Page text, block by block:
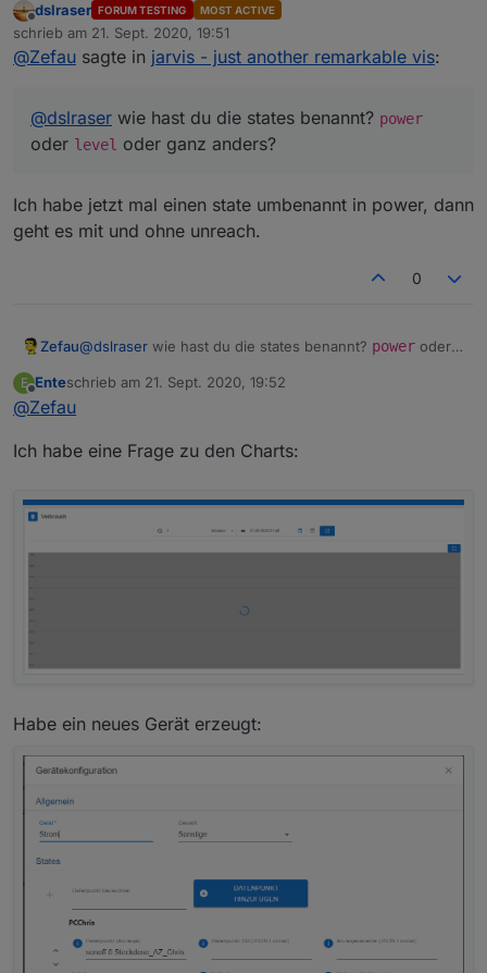
Offline
dslraser FORUM TESTING MOST ACTIVE
schrieb am 21. Sept. 2020, 19:51
zuletzt editiert von
@Zefau sagte in jarvis - just another remarkable vis:
@dslraser wie hast du die states benannt? power
oder level oder ganz anders?
Ich habe jetzt mal einen state umbenannt in power, dann
geht es mit und ohne unreach.
0
Zefau@dslraser wie hast du die states benannt? power oder
E
Offline
Enteschrieb am 21. Sept. 2020, 19:52
zuletzt editiert von
@Zefau
Ich habe eine Frage zu den Charts:
Habe ein neues Gerät erzeugt: